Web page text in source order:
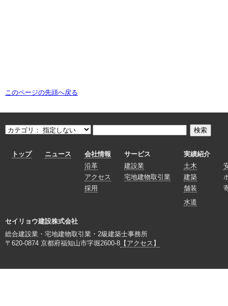
このページの先頭へ戻る
トップ ニュース 会社情報 サービス
実績紹介
沿革
建設業 土木
アクセス
宅地建物取引業 建築
採用
舗装
水道
セイリョウ建設株式会社
総合建設業・宅地建物取引業・2級建築士事務所
〒620-0874 京都府福知山市字堀2600-8 【アクセス】